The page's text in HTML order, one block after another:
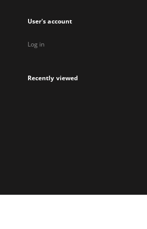
User's account
Log in
Recently viewed